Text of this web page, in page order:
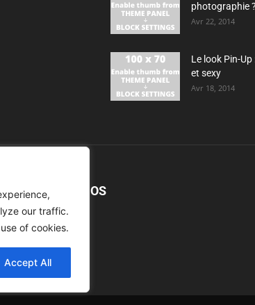
our traffic.
of cookies.
Accept All
photographie ?
Avr 22, 2014
Le look Pin-
et sexy
Avr 18, 2014
À PROPOS